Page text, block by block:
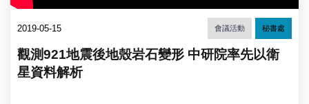
2019-05-15 會議活動 秘書處
觀測921地震後地殼岩石變形 中研院率先以衛
星資料解析